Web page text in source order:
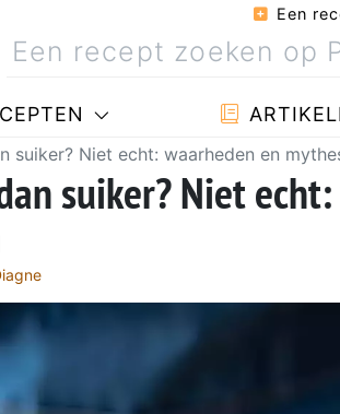
Een
suiker? Niet echt: waarheden en
suiker? Niet